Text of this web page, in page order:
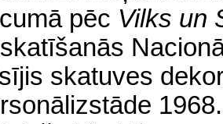
pēc Vilks un
skatuves